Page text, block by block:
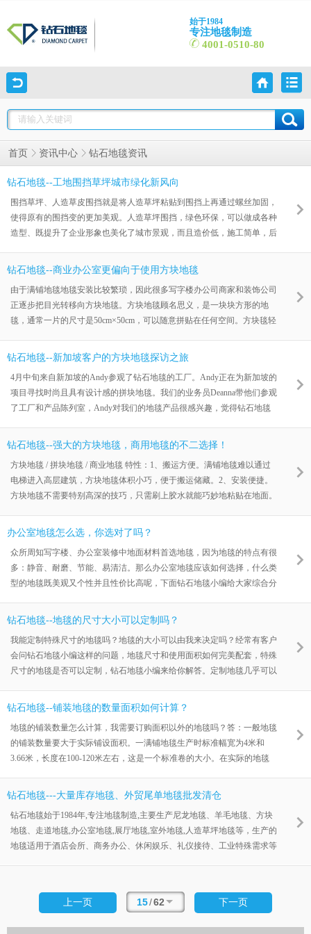
始于1984
专注地毯制造
4001-0510-80
首页 资讯中心 钻石地毯资讯
钻石地毯--工地围挡草坪城市绿化新风向
围挡草坪、人造草皮围挡就是将人造草坪粘贴到围挡上再通过螺丝加固，
使得原有的围挡变的更加美观。人造草坪围挡，绿色环保，可以做成各种
造型、既提升了企业形象也美化了城市景观，而且造价低，施工简单，后
牌、高速路等任何需要绿化的场所都可以使用。合理绿化墙体，既保留围
围挡草坪绿化成景观，为繁杂的城市引入一道大自然的风景，让该区域绽
放新的城市表情。工地围挡人造草坪，常见的有10mm高，15mm高，
20mm
钻石地毯--商业办公室更偏向于使用方块地毯
由于满铺地毯地毯安装比较繁琐，因此很多写字楼办公司商家和装饰公司
正逐步把目光转移向方块地毯。方块地毯顾名思义，是一块块方形的地
毯，通常一片的尺寸是50cm×50cm，可以随意拼贴在任何空间。方块毯轻
的柔软外观和脚感，而且用途要广泛的多。方块地毯有多种颜色、样式和
设计。与普通的满铺地毯相比，方块地毯最大的优点是，如果办公区域内
某一块地毯被严重污染或损坏，可以将其移除和更换。与大地
钻石地毯--新加坡客户的方块地毯探访之旅
4月中旬来自新加坡的Andy参观了钻石地毯的工厂。Andy正在为新加坡的
项目寻找时尚且具有设计感的拼块地毯。我们的业务员Deanna带他们参观
了工厂和产品陈列室，Andy对我们的地毯产品很感兴趣，觉得钻石地毯
意先购买一些方块地毯样品进行市场推广，随后展开业务合作，我们非常
允许，不得转载，转载需附出处及原文链接。http://www.wxcarpet.com 无
锡钻石
钻石地毯--强大的方块地毯，商用地毯的不二选择！
方块地毯 / 拼块地毯 / 商业地毯 特性：1、搬运方便。满铺地毯难以通过
电梯进入高层建筑，方块地毯体积小巧，便于搬运储藏。2、安装便捷。
方块地毯不需要特别高深的技巧，只需刷上胶水就能巧妙地粘贴在地面。
简约、时尚、个性的需求。移动色块即可调整功能区或改变地面图案，创
划分功能区。家庭住所：选择颜色大胆靓丽方块毯，用不同色块拼组图
案，营造艺术氛围，家居diy。4、防止滑倒、跌伤。选择毯面密实制
办公室地毯怎么选，你选对了吗？
众所周知写字楼、办公室装修中地面材料首选地毯，因为地毯的特点有很
多：静音、耐磨、节能、易清洁。那么办公室地毯应该如何选择，什么类
型的地毯既美观又个性并且性价比高呢，下面钻石地毯小编给大家综合分
地毯为主。先来谈谈满铺地毯，满铺地毯一般为宽度4米/3.66米x卷长，可
流量比较大的公共区域等。毯面常规的有丙纶、尼龙、以及羊毛混纺等几
种。底背大部分都是纱罗布底背，丁苯胶粘合。经过高温烘箱后干燥定性
钻石地毯--地毯的尺寸大小可以定制吗？
我能定制特殊尺寸的地毯吗？地毯的大小可以由我来决定吗？经常有客户
会问钻石地毯小编这样的问题，地毯尺寸和使用面积如何完美配套，特殊
尺寸的地毯是否可以定制，钻石地毯小编来给你解答。定制地毯几乎可以
在幅宽范围内，尺寸几乎没有限制。比如满铺地毯大部分机台的幅宽为
你想订购手工地毯，唯一的限制是地毯底布的大小，一般方形地毯、圆形
地毯都可以按照您的要求定制。但是像异形地毯之类的特殊产品，因为存
在地毯
钻石地毯--铺装地毯的数量面积如何计算？
地毯的铺装数量怎么计算，我需要订购面积以外的地毯吗？答：一般地毯
的铺装数量要大于实际铺设面积。一满铺地毯生产时标准幅宽为4米和
3.66米，长度在100-120米左右，这是一个标准卷的大小。在实际的地毯
根据房间的尺寸和接缝的位置而变化，有15%到20%的地毯损耗是很正常
案。如果您需要选购并铺装地毯，那么请在订购前来电咨询钻石地毯，我
们将给你制定最合理的地毯铺装方案，配比最小的地毯损耗。本文由
钻石地毯---大量库存地毯、外贸尾单地毯批发清仓
钻石地毯始于1984年,专注地毯制造,主要生产尼龙地毯、羊毛地毯、方块
地毯、走道地毯,办公室地毯,展厅地毯,室外地毯,人造草坪地毯等，生产的
地毯适用于酒店会所、商务办公、休闲娱乐、礼仪接待、工业特殊需求等
无锡钻石地毯原创，版权归无锡钻石地毯版权所有，未经允许，不得转
载，转载需附出处及原文链接。http://www.wxcarpet.com 无锡钻石地毯制
上一页 15/62 下一页